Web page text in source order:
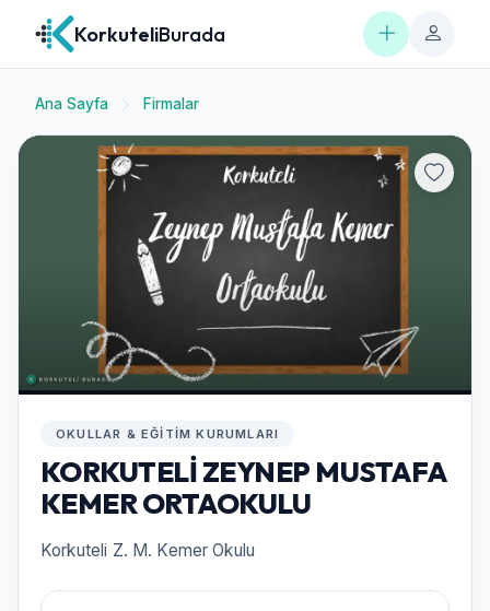
KorkuteliBurada
Ana Sayfa Firmalar
OKULLAR & EĞITIM KURUMLARI
KORKUTELİ ZEYNEP MUSTAFA
KEMER ORTAOKULU
Korkuteli Z. M. Kemer Okulu